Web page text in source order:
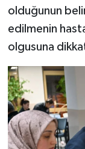
olduğunun
edilmenin
olgusuna